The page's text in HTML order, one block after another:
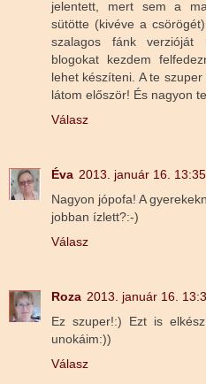
jelentett, mert sem a
sütötte (kivéve a
szalagos fánk verzióját
blogokat kezdem
lehet készíteni. A te
látom először! És nagyon
Válasz
Éva 2013. január 16. 13:35
Nagyon jópofa! A
jobban ízlett?:-)
Válasz
Roza 2013. január 16.
Ez szuper!:) Ezt is
unokáim:))
Válasz